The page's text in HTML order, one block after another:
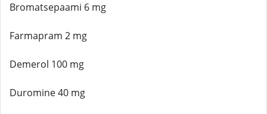
Bromatsepaami 6 mg
Farmapram 2 mg
Demerol 100 mg
Duromine 40 mg